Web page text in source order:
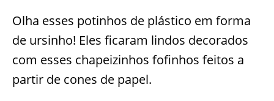
Olha esses potinhos de plástico em forma
de ursinho! Eles ficaram lindos decorados
com esses chapeizinhos fofinhos feitos a
partir de cones de papel.